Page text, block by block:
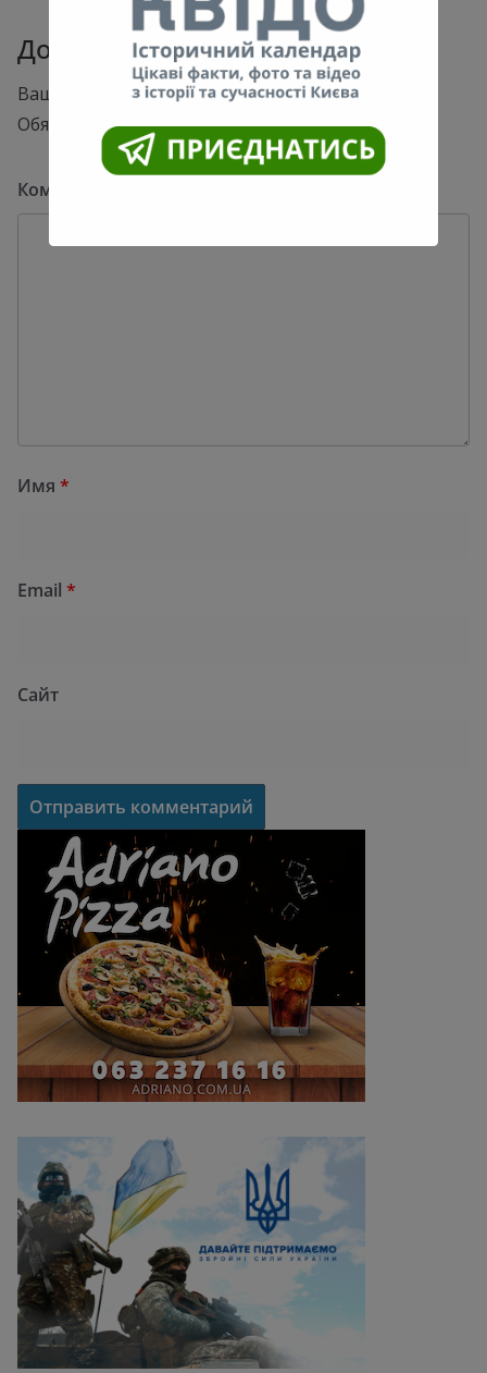
Добавить комментарий
Ваш адрес email не будет опубликован.
Обязательные поля помечены*
Комментарий
Имя *
Email *
Сайт